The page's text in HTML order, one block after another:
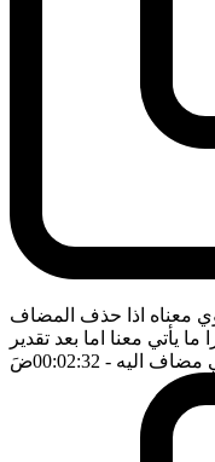
معناه اذا حذف المضاف
ما يأتي معنا اما بعد تقدير
مضاف اليه - 00:02:32 ضَ